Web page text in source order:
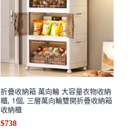
折疊收納箱 萬向輪 大容量衣物收納
櫃, 1個, 三層萬向輪雙開折疊收納箱
收納櫃
$738